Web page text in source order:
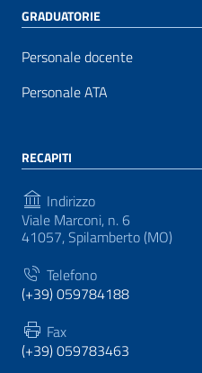
GRADUATORIE
Personale docente
Personale ATA
RECAPITI
Indirizzo
Viale Marconi, n. 6
41057, Spilamberto (MO)
Telefono
(+39) 059784188
Fax
(+39) 059783463